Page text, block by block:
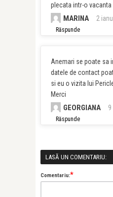
plecata intr-o vacanta
MARINA 2
Răspunde
Anemari se poate sa
datele de contact
si eu o vizita lui
Merci
GEORGIANA
Răspunde
LASĂ UN COMENTARIU:
Comentariu:*